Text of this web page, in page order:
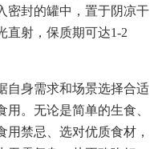
密封的罐中，置于阴凉干
直射，保质期可达1-2
自身需求和场景选择合适
。无论是简单的生食、
禁忌、选对优质食材，